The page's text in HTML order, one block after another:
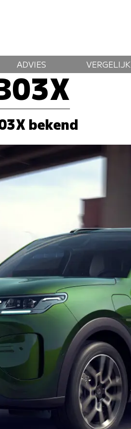
ADVIES VERGELIJK
bekend